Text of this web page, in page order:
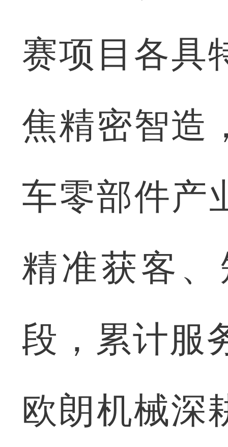
赛项目各具
焦精密智造
车零部件产
精准获客
段，累计服
欧朗机械深